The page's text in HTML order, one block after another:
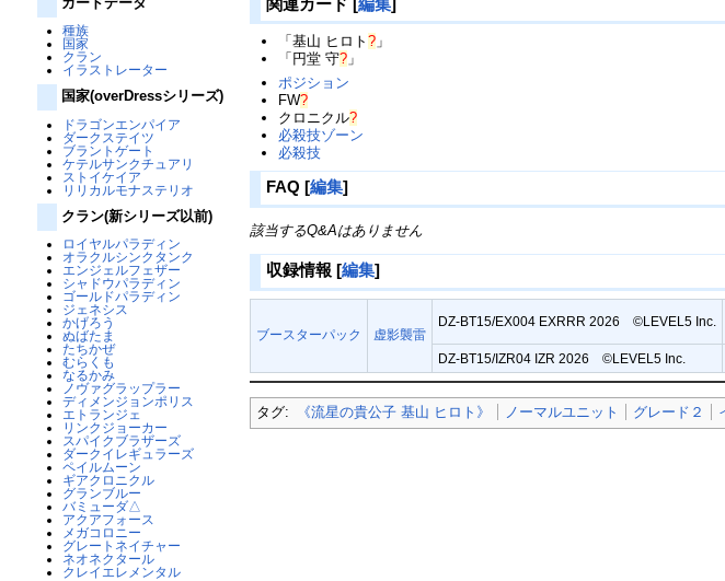
種族
国家
クラン
イラストレーター
国家(overDressシリーズ)
ドラゴンエンパイア
ダークステイツ
ブラントゲート
ケテルサンクチュアリ
ストイケイア
リリカルモナステリオ
クラン(新シリーズ以前)
ロイヤルパラディン
オラクルシンクタンク
エンジェルフェザー
シャドウパラディン
ゴールドパラディン
ジェネシス
かげろう
ぬばたま
たちかぜ
むらくも
なるかみ
ノヴァグラップラー
ディメンジョンポリス
エトランジェ
リンクジョーカー
スパイクブラザーズ
ダークイレギュラーズ
ペイルムーン
ギアクロニクル
グランブルー
バミューダ△
アクアフォース
メガコロニー
グレートネイチャー
ネオネクタール
クレイエレメンタル
「基山 ヒロト? 」
「円堂 守? 」
ポジション
FW?
クロニクル?
必殺技ゾーン
必殺技
FAQ [編集]
該当するQ&Aはありません
収録情報 [編集]
ブースターパック 虚影襲雷
DZ-BT15/EX004 EXRRR 2026 ©︎LEVEL5 Inc.
DZ-BT15/IZR04 IZR 2026 ©︎LEVEL5 Inc.
タグ: 《流星の貴公子 基山 ヒロト》 ノーマルユニット グレード２